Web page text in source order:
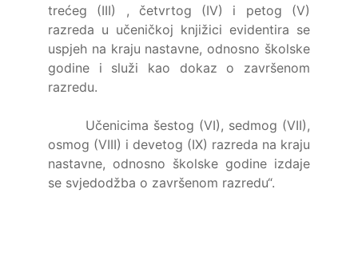
trećeg (III) , četvrtog (IV) i petog (V)
razreda u učeničkoj knjižici evidentira se
uspjeh na kraju nastavne, odnosno školske
godine i služi kao dokaz o završenom
razredu.
Učenicima šestog (VI), sedmog (VII),
osmog (VIII) i devetog (IX) razreda na kraju
nastavne, odnosno školske godine izdaje
se svjedodžba o završenom razredu“.